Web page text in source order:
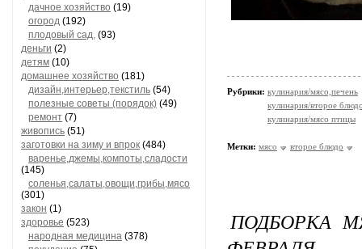
дачное хозяйство (19)
огород (192)
плодовый сад, (93)
деньги (2)
детям (10)
домашнее хозяйство (181)
дизайн,интерьер,текстиль (54)
полезные советы (порядок) (49)
ремонт (7)
живопись (51)
заготовки на зиму и впрок (484)
варенье,джемы,компоты,сладости
(145)
соленья,салаты,овощи,грибы,мясо
(301)
закон (1)
здоровье (523)
народная медицина (378)
Рубрики: кулинария/мясо,печень
кулинария/второе
кулинария/мясо птицы
Метки: мясо второе блюдо
ПОДБОРКА